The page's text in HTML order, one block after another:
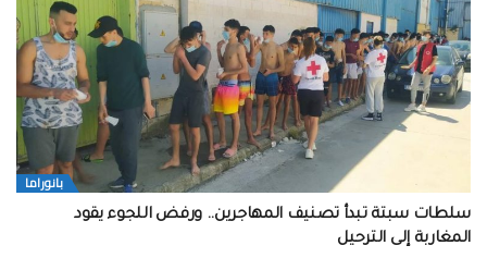
بانوراما
سلطات سبتة تبدأ تصنيف المهاجرين.. ورفض اللجوء يقود
المغاربة إلى الترحيل